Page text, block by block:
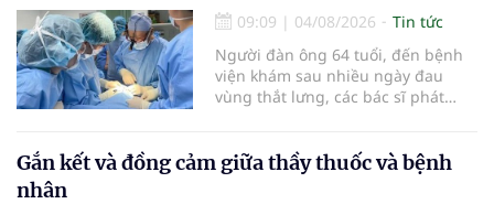
tiêu hóa - gan mật vừa diễn ra
ngày 1/8 tại Bệnh viện Đại học
quốc tế Hồng Bàng.
09:09 | 04/08/2026
Tin tức
Người đàn ông 64 tuổi, đến bệnh
viện khám sau nhiều ngày đau
vùng thắt lưng, các bác sĩ phát
biểu mô tế bào thận. Với khối u còn
ở giai đoạn sớm, người bệnh được
Gắn kết và đồng cảm giữa thầy thuốc và bệnh
nhân